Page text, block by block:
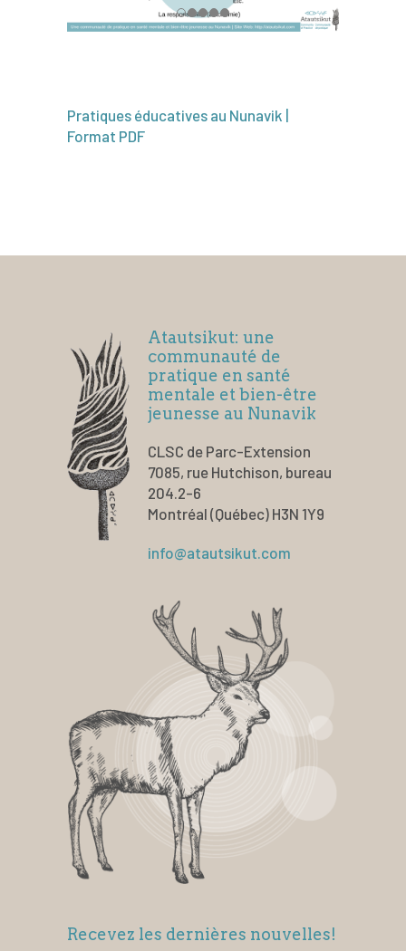
Pratiques éducatives au Nunavik |
Format PDF
Atautsikut: une
communauté de
pratique en santé
mentale et bien-être
jeunesse au Nunavik
CLSC de Parc-Extension
7085, rue Hutchison, bureau
204.2-6
Montréal (Québec) H3N 1Y9
info@atautsikut.com
Recevez les dernières nouvelles!